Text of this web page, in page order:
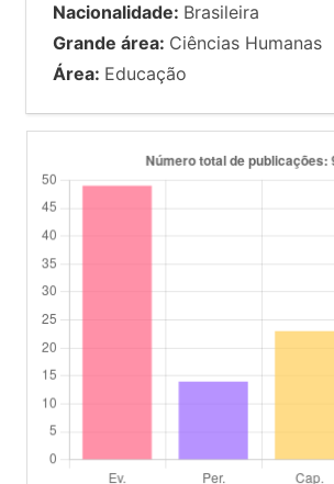
Nacionalidade: Brasileira
Grande área: Ciências Humanas
Área: Educação